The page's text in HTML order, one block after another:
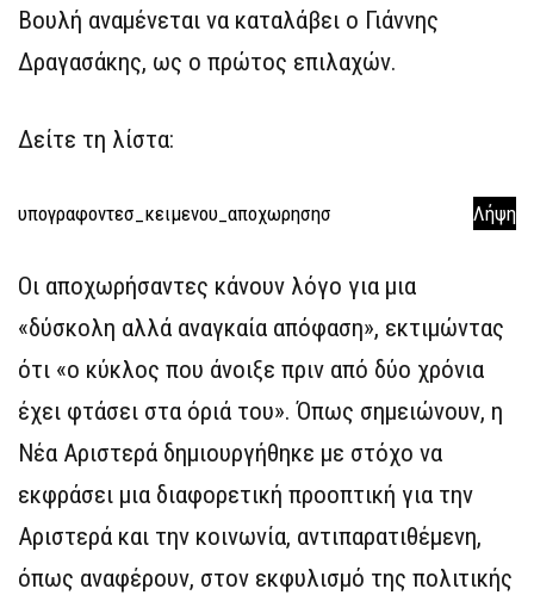
Βουλή αναμένεται να καταλάβει ο Γιάννης
Δραγασάκης, ως ο πρώτος επιλαχών.
Δείτε τη λίστα:
υπογραφοντεσ_κειμενου_αποχωρησησ Λήψη
Οι αποχωρήσαντες κάνουν λόγο για μια
«δύσκολη αλλά αναγκαία απόφαση», εκτιμώντας
ότι «ο κύκλος που άνοιξε πριν από δύο χρόνια
έχει φτάσει στα όριά του». Όπως σημειώνουν, η
Νέα Αριστερά δημιουργήθηκε με στόχο να
εκφράσει μια διαφορετική προοπτική για την
Αριστερά και την κοινωνία, αντιπαρατιθέμενη,
όπως αναφέρουν, στον εκφυλισμό της πολιτικής